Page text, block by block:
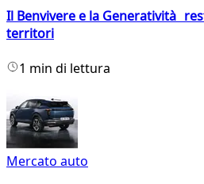
Il Benvivere e la Generatività
territori
1 min di lettura
Mercato auto